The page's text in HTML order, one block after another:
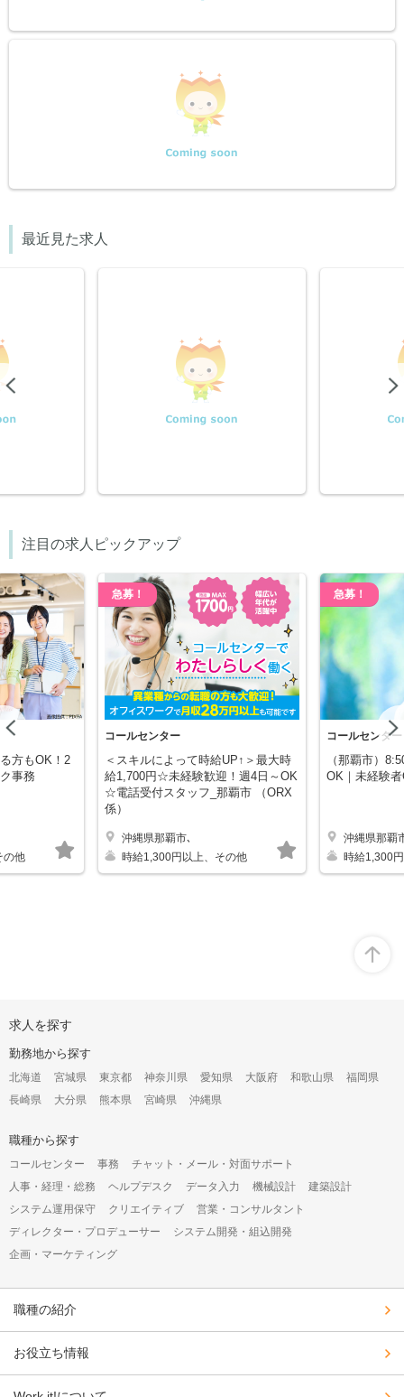
最近見た求人
注目の求人ピックアップ
方もOK！2
事務
の他
キープする
急募！
コールセンター
＜スキルによって時給UP↑＞最大時
給1,700円☆未経験歓迎！週4日～OK
☆電話受付スタッフ_那覇市 （ORX
係）
沖縄県那覇市､
時給1,300円以上、その他
キープする
急募！
コールセンター
（那覇市）
OK｜未経験
沖縄県那覇
時給1,300
ー
ン
構
成
オ
シ
ン
求人を探す
勤務地から探す
北海道 宮城県 東京都 神奈川県 愛知県 大阪府 和歌山県
福岡県
長崎県
大分県 熊本県 宮崎県 沖縄県
職種から探す
コールセンター 事務
チャット・メール・対面サポート
人事・経理・総務
ヘルプデスク データ入力 機械設計
建築設計
システム運用保守
クリエイティブ
営業・コンサルタント
ディレクター・プロデューサー
システム開発・組込開発
企画・マーケティング
職種の紹介
お役立ち情報